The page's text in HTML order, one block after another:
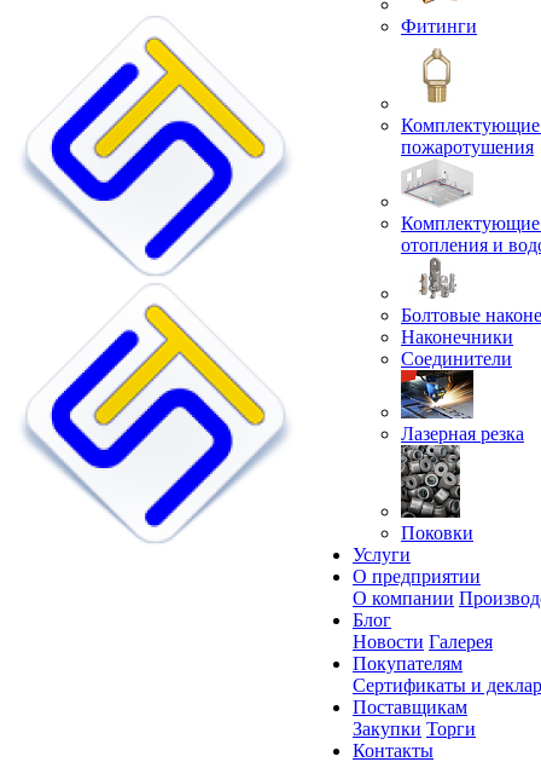
Фитинги
Комплектующие
пожаротушения
Комплектующие
отопления и
Болтовые
Наконечники
Соединители
Лазерная резка
Поковки
Услуги
О предприятии
О компании
Блог
Новости Галерея
Покупателям
Сертификаты и
Поставщикам
Закупки Торги
Контакты